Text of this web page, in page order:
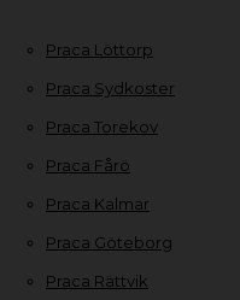
Praca Löttorp
Praca Sydkoster
Praca Torekov
Praca Fårö
Praca Kalmar
Praca Göteborg
Praca Rättvik